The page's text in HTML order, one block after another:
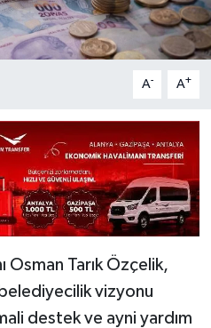
A- A+
Osman Tarık Özçelik,
vizyonu
destek ve ayni yardım